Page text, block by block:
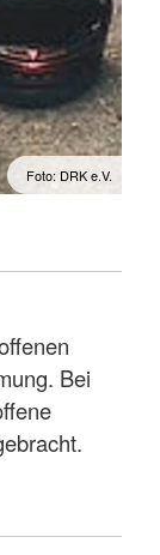
Foto: DRK e.V.
Bei